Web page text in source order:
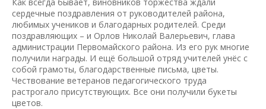
сердечные поздравления от руководителей района,
любимых учеников и благодарных родителей. Среди
поздравляющих – и Орлов Николай Валерьевич, глава
администрации Первомайского района. Из его рук многие
получили награды. И ещё большой отряд учителей унёс с
собой грамоты, благодарственные письма, цветы.
Чествование ветеранов педагогического труда
растрогало присутствующих. Все они получили букеты
цветов.